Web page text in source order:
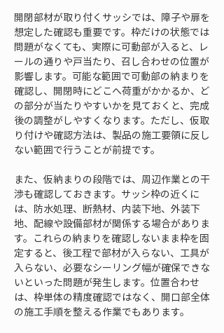
開閉部材が取り付くサッシでは、障子や扉を
想定した確認も重要です。枠だけの状態では
問題がなくても、実際に可動部が入ると、レ
ールの通りや戸当たり、召し合わせの位置が
影響します。可能な範囲で可動部の納まりを
確認し、開閉時にどこへ荷重がかかるか、ど
の部分が当たりやすいかを見ておくと、完成
後の調整がしやすくなります。ただし、仮取
り付けや確認方法は、製品の施工要領に反し
ない範囲で行うことが前提です。
また、仮納まりの段階では、周辺作業との干
渉も確認しておきます。サッシ枠の近くに
は、防水処理、断熱材、内装下地、外装下
地、配線や設備部材が関係する場合がありま
す。これらの納まりを確認しないまま枠を固
定すると、後工程で部材が入らない、工具が
入らない、必要なシーリング幅が確保できな
いといった問題が発生します。位置合わせ
は、枠単体の精度確認ではなく、開口部全体
の施工手順を整える作業でもあります。